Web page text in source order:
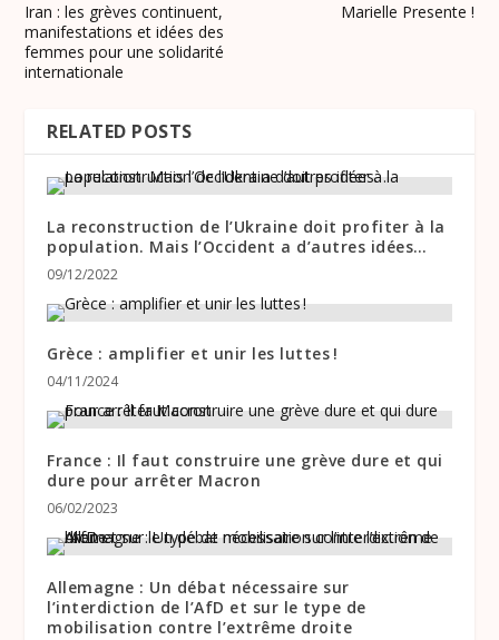
Iran : les grèves continuent,
manifestations et idées des
femmes pour une solidarité
internationale
Marielle Presente !
RELATED POSTS
La reconstruction de l’Ukraine doit profiter à la
population. Mais l’Occident a d’autres idées…
09/12/2022
Grèce : amplifier et unir les luttes !
04/11/2024
France : Il faut construire une grève dure et qui
dure pour arrêter Macron
06/02/2023
Allemagne : Un débat nécessaire sur
l’interdiction de l’AfD et sur le type de
mobilisation contre l’extrême droite